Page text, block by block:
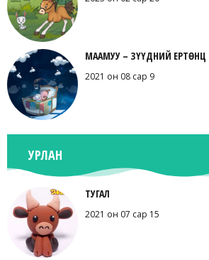
МААМУУ – ЗҮҮДНИЙ ЕРТӨНЦ
2021 он 08 сар 9
УРЛАН
ТУГАЛ
2021 он 07 сар 15